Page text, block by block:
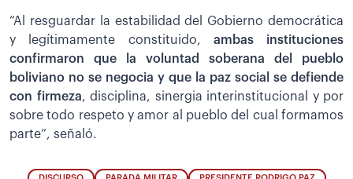
“Al resguardar la estabilidad del Gobierno democrática
y legítimamente constituido, ambas instituciones
confirmaron que la voluntad soberana del pueblo
boliviano no se negocia y que la paz social se defiende
con firmeza, disciplina, sinergia interinstitucional y por
sobre todo respeto y amor al pueblo del cual formamos
parte”, señaló.